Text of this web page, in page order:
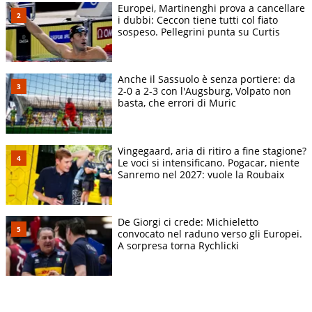
Europei, Martinenghi prova a cancellare
i dubbi: Ceccon tiene tutti col fiato
sospeso. Pellegrini punta su Curtis
Anche il Sassuolo è senza portiere: da
2-0 a 2-3 con l'Augsburg, Volpato non
basta, che errori di Muric
Vingegaard, aria di ritiro a fine stagione?
Le voci si intensificano. Pogacar, niente
Sanremo nel 2027: vuole la Roubaix
De Giorgi ci crede: Michieletto
convocato nel raduno verso gli Europei.
A sorpresa torna Rychlicki